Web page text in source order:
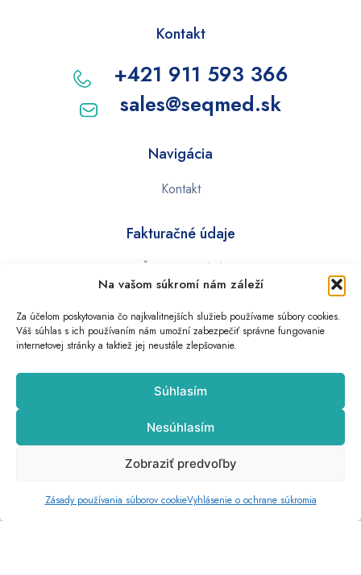
Na vašom súkromí nám záleží
Za účelom poskytovania čo najkvalitnejších služieb používame súbory cookies.
Váš súhlas s ich používaním nám umožní zabezpečiť správne fungovanie
internetovej stránky a taktiež jej neustále zlepšovanie.
Súhlasím
Nesúhlasím
Zobraziť predvoľby
Zásady používania súborov cookieVyhlásenie o ochrane súkromia
Kontakt
+421 911 593 366
sales@seqmed.sk
Navigácia
Kontakt
Fakturačné údaje
IČO: 46 953 191
IČ DPH: SK2023728168
Doležité info
Ochrana osobných údajov
Zásady používania súborov cookie (EÚ)
Odstúpenie od zmluvy
Odstúpenie od zmluvy online